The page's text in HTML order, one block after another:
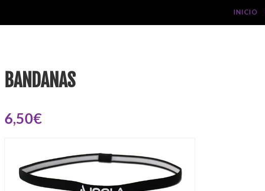
INICIO
BANDANAS
6,50€